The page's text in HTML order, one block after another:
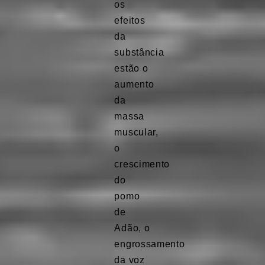
os
efeitos
da
substância
estão o
aumento
da
massa
muscular,
o
crescimento
do
pomo
de
Adão, o
engrossamento
da voz